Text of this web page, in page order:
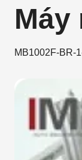
Máy
MB1002F-BR-